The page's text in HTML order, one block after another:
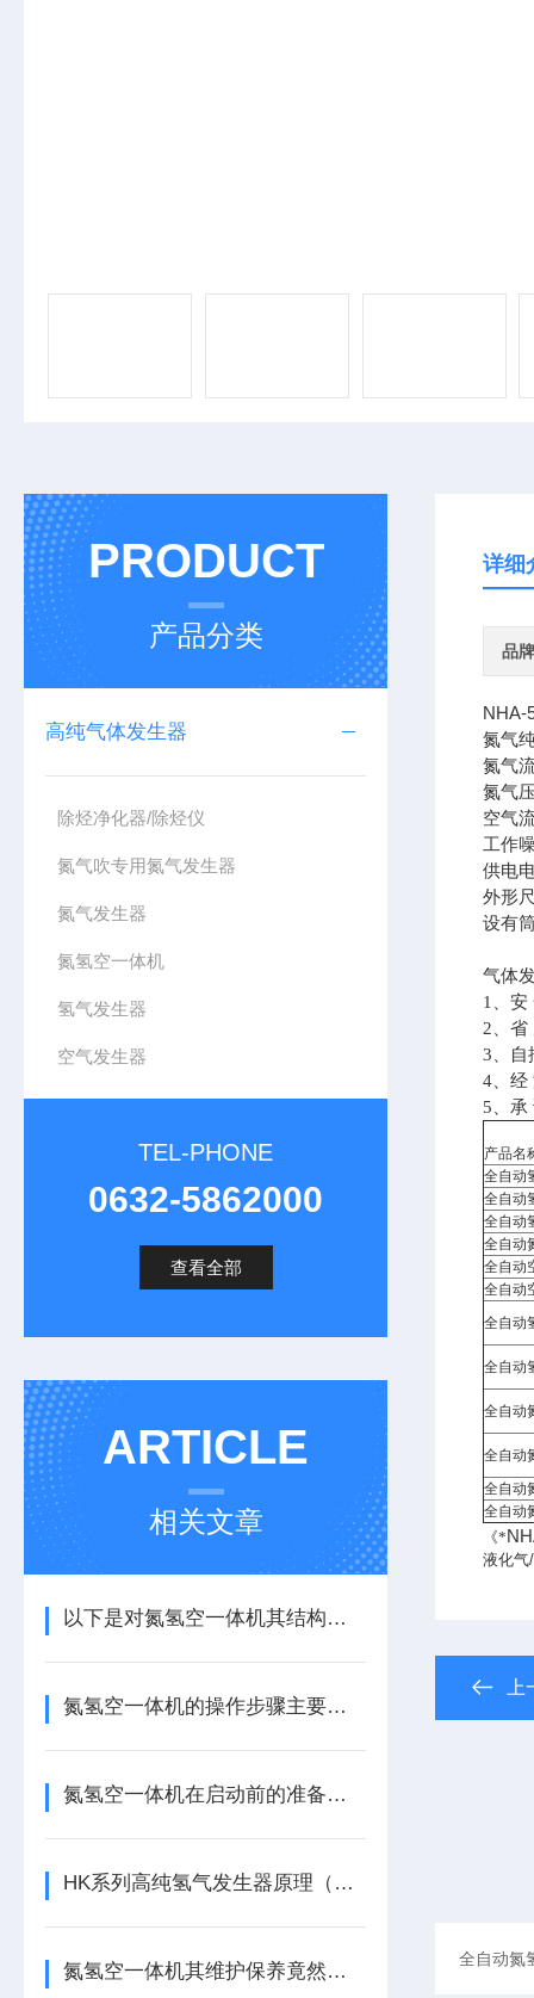
PRODUCT
产品分类
高纯气体发生器
除烃净化器/除烃仪
氮气吹专用氮气发生器
氮气发生器
氮氢空一体机
氢气发生器
空气发生器
TEL-PHONE
0632-5862000
查看全部
ARTICLE
相关文章
以下是对氮氢空一体机其结构的详细解析
氮氢空一体机的操作步骤主要包括哪些呢？
氮氢空一体机在启动前的准备工作是什么？
HK系列高纯氢气发生器原理（气相色谱）
氮氢空一体机其维护保养竟然如此的讲究
详细
品牌
NHA-
氮气
氮气
氮气
空气
工作
供电
外形
设有
气体
1、安
2、省
3、自
4、经
5、承
产品名
全自动
全自动
全自动
全自动
全自动
全自动
全自动
全自动
全自动
全自动
全自动
全自动
《*
液化气/